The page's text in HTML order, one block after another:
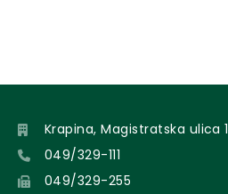
Krapina, Magistratska ulica 1
049/329-111
049/329-255